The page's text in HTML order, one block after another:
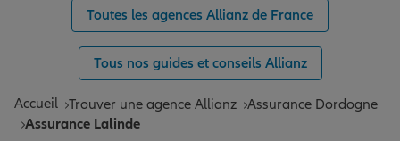
Toutes les agences Allianz de France
Tous nos guides et conseils Allianz
Accueil Trouver une agence Allianz Assurance Dordogne
Assurance Lalinde